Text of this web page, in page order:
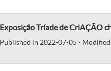
Exposição Tríade de CriAÇÃO
Published in 2022-07-05 -